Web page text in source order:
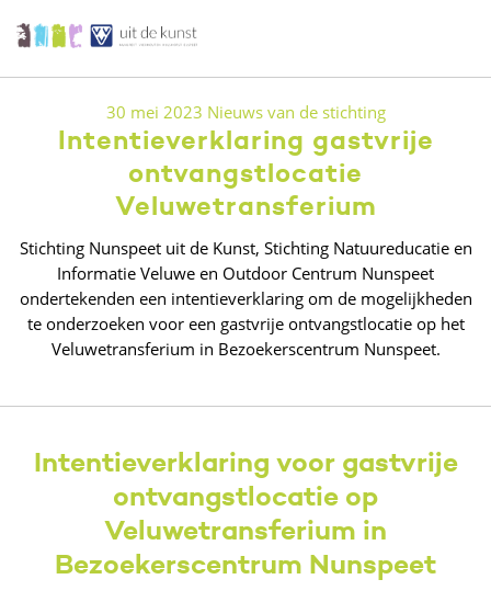
30 mei 2023 Nieuws van de stichting
Intentieverklaring gastvrije
ontvangstlocatie
Veluwetransferium
Stichting Nunspeet uit de Kunst, Stichting Natuureducatie en
Informatie Veluwe en Outdoor Centrum Nunspeet
ondertekenden een intentieverklaring om de mogelijkheden
te onderzoeken voor een gastvrije ontvangstlocatie op het
Veluwetransferium in Bezoekerscentrum Nunspeet.
Intentieverklaring voor gastvrije
ontvangstlocatie op
Veluwetransferium in
Bezoekerscentrum Nunspeet